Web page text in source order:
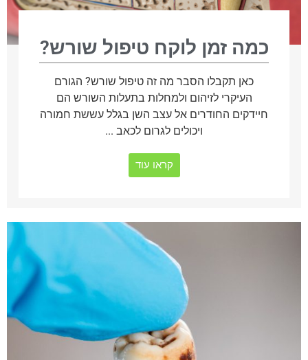
כמה זמן לוקח טיפול שורש?
כאן תקבלו הסבר מה זה טיפול שורש? הגורם
העיקרי לזיהום ולמחלות בתעלות השורש הם
חיידקים החודרים אל עצב השן בגלל עששת חמורה
ויכולים לגרום לכאב ...
קראו עוד